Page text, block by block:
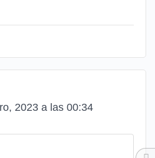
2023 a las 00:34